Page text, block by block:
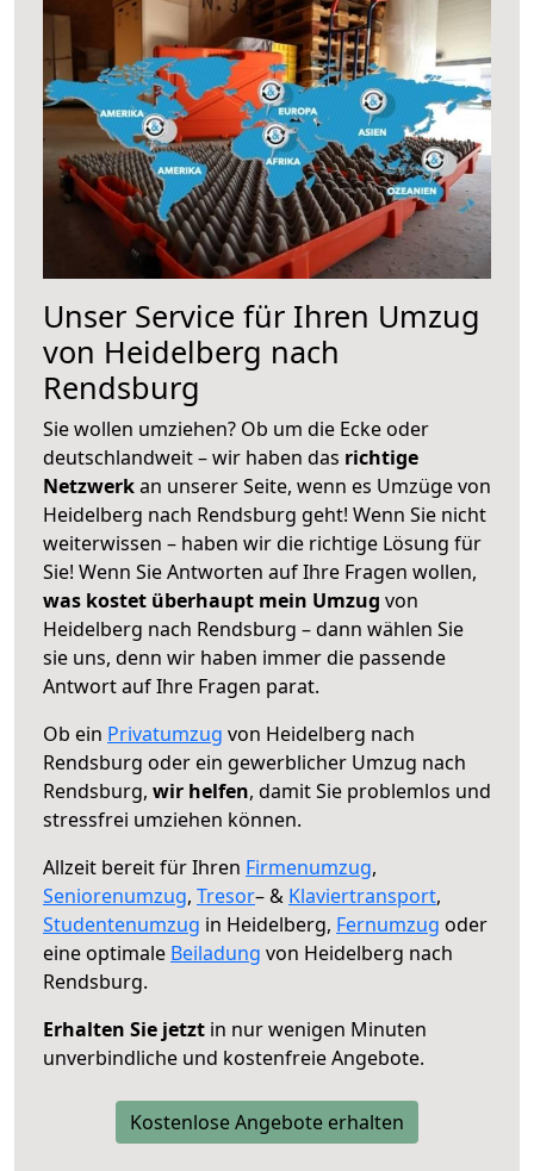
Unser Service für Ihren Umzug
von Heidelberg nach
Rendsburg
Sie wollen umziehen? Ob um die Ecke oder
deutschlandweit – wir haben das richtige
Netzwerkan unserer Seite, wenn es Umzüge von
Heidelberg nach Rendsburg geht! Wenn Sie nicht
weiterwissen – haben wir die richtige Lösung für
Sie! Wenn Sie Antworten auf Ihre Fragen wollen,
was kostet überhaupt mein Umzug von
Heidelberg nach Rendsburg – dann wählen Sie
sie uns, denn wir haben immer die passende
Antwort auf Ihre Fragen parat.
Ob ein Privatumzug von Heidelberg nach
Rendsburg oder ein gewerblicher Umzug nach
Rendsburg, wir helfen, damit Sie problemlos und
stressfrei umziehen können.
Allzeit bereit für Ihren Firmenumzug,
Seniorenumzug, Tresor– & Klaviertransport,
Studentenumzug in Heidelberg, Fernumzug oder
eine optimale Beiladung von Heidelberg nach
Rendsburg.
Erhalten Sie jetzt in nur wenigen Minuten
unverbindliche und kostenfreie Angebote.
Kostenlose Angebote erhalten